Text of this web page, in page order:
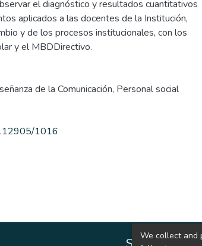
el diagnóstico y resultados cuantitativos
aplicados a las docentes de la Institución,
y de los procesos institucionales, con los
y el MBDDirectivo.
de la Comunicación, Personal social
1016
We collect and